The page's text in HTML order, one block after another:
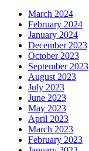
March 2024
February 2024
January 2024
December 2023
October 2023
September 2023
August 2023
July 2023
June 2023
May 2023
April 2023
March 2023
February 2023